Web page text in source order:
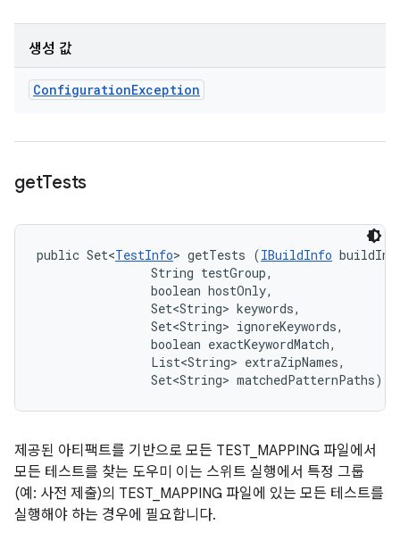
생성 값
ConfigurationException
getTests
public Set<TestInfo> getTests (IBuildInfo
                String testGroup,
                boolean hostOnly,
                Set<String> keywords,
                Set<String> ignoreKeywords,
                boolean exactKeywordMatch,
                List<String> extraZipNames,
                Set<String> matchedPatternPaths)
제공된 아티팩트를 기반으로 모든 TEST_MAPPING 파일에서
모든 테스트를 찾는 도우미 이는 스위트 실행에서 특정 그룹
(예: 사전 제출)의 TEST_MAPPING 파일에 있는 모든 테스트를
실행해야 하는 경우에 필요합니다.